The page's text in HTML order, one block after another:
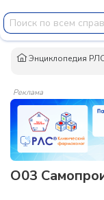
Энциклопедия
Реклама
O03